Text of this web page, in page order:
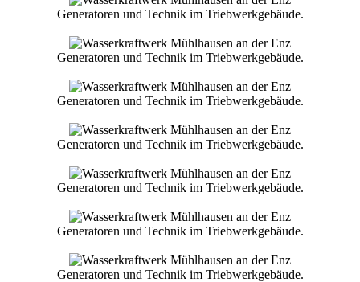
Generatoren und Technik im Triebwerkgebäude.
Generatoren und Technik im Triebwerkgebäude.
Generatoren und Technik im Triebwerkgebäude.
Generatoren und Technik im Triebwerkgebäude.
Generatoren und Technik im Triebwerkgebäude.
Generatoren und Technik im Triebwerkgebäude.
Generatoren und Technik im Triebwerkgebäude.